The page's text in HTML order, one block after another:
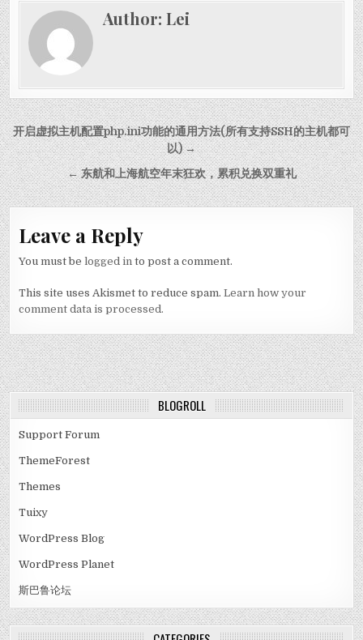
Author:Lei
Post navigation
开启虚拟主机配置php.ini功能的通用方法(所有支持SSH的主机都可
以) →
← 东航和上海航空年末狂欢，累积兑换双重礼
Leave a Reply
You must belogged in to post a comment.
This site uses Akismet to reduce spam.Learn how your
comment data is processed.
BLOGROLL
Support Forum
ThemeForest
Themes
Tuixy
WordPress Blog
WordPress Planet
斯巴鲁论坛